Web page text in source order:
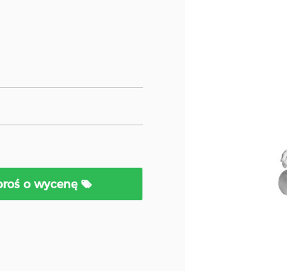
o wycenę